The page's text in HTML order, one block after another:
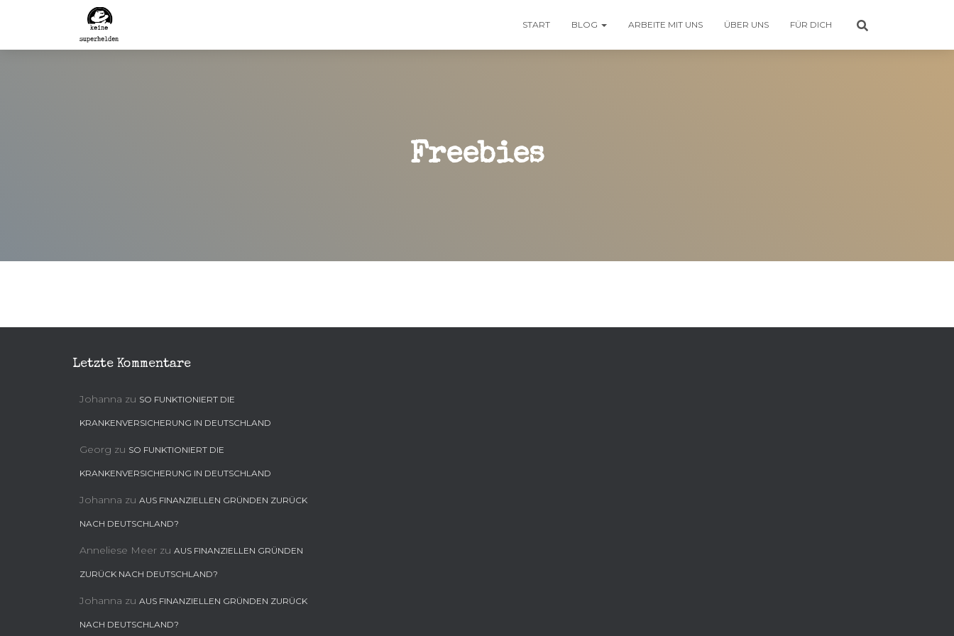
START BLOG ARBEITE MIT UNS ÜBER UNS FÜR DICH
Freebies
Letzte Kommentare
Johanna zu SO FUNKTIONIERT DIE
KRANKENVERSICHERUNG IN DEUTSCHLAND
Georg zu SO FUNKTIONIERT DIE
KRANKENVERSICHERUNG IN DEUTSCHLAND
Johanna zu AUS FINANZIELLEN GRÜNDEN ZURÜCK
NACH DEUTSCHLAND?
Anneliese Meer zu AUS FINANZIELLEN GRÜNDEN
ZURÜCK NACH DEUTSCHLAND?
Johanna zu AUS FINANZIELLEN GRÜNDEN ZURÜCK
NACH DEUTSCHLAND?